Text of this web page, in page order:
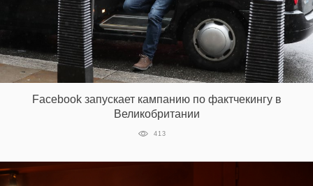
Facebook запускает кампанию по фактчекингу в
Великобритании
413